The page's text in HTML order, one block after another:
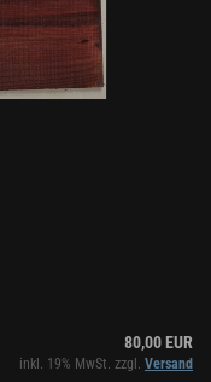
80,00 EUR
inkl. 19% MwSt. zzgl. Versand